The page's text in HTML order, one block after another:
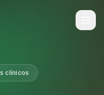
clínicos